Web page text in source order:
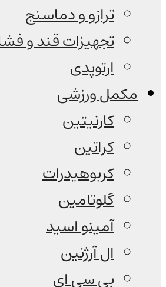
ترازو و دماسنج
تجهیزات قند و
ارتوپدی
مکمل ورزشی
کارنیتین
کراتین
کربوهیدرات
گلوتامین
آمینو اسید
ال آرژنین
بی سی ای